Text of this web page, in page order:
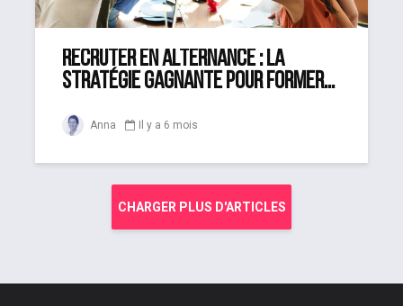
Recruter en alternance : la
stratégie gagnante pour former...
Anna Il y a 6 mois
CHARGER PLUS D'ARTICLES